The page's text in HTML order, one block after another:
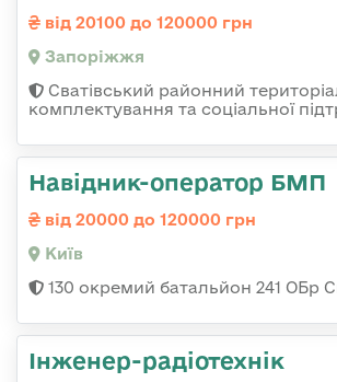
від 20100 до 120000 грн
Запоріжжя
Сватівський районний
комплектування та соціальної
Навідник-оператор БМП
від 20000 до 120000 грн
Київ
130 окремий батальйон 241 ОБр
Інженер-радіотехнік